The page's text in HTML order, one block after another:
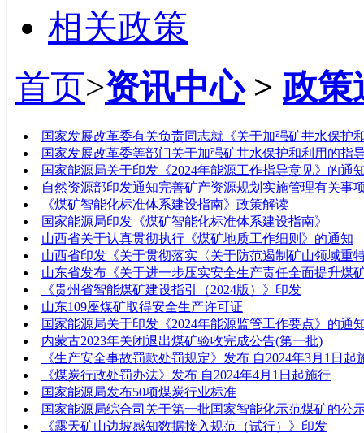
相关政策
首页>资讯中心>政策
国家发展改革委有关负责同志就《关于加强矿井水保护
国家发展改革委等部门关于加强矿井水保护和利用的指
国家能源局关于印发《2024年能源工作指导意见》的通
自然资源部印发通知完善矿产资源规划实施管理有关事
《煤矿智能化标准体系建设指南》政策解读
国家能源局印发《煤矿智能化标准体系建设指南》
山西省关于认真贯彻执行《煤矿地质工作细则》的通知
山西省印发《关于贯彻落实〈关于防范遏制矿山领域重
山东省发布《关于进一步压实安全生产责任全面提升煤
《贵州省智能煤矿建设指引（2024版）》印发
山东109座煤矿取得安全生产许可证
国家能源局关于印发《2024年能源监管工作要点》的通
内蒙古2023年关闭退出煤矿验收完成公告(第一批)
《生产安全事故罚款处罚规定》发布 自2024年3月1日起
《煤炭行政处罚办法》发布 自2024年4月1日起施行
国家能源局发布50项煤炭行业标准
国家能源局综合司关于第一批国家智能化示范煤矿的公
《露天矿山边坡感知数据接入规范（试行）》印发